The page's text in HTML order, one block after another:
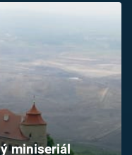
miniseriál